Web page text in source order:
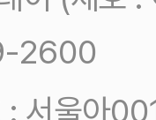
2600
: 서울아